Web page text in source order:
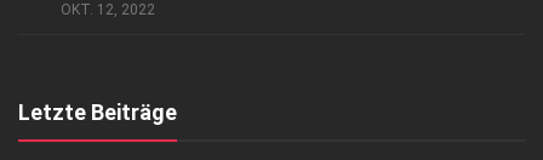
OKT. 12, 2022
Letzte Beiträge